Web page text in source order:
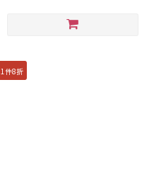
1件8折